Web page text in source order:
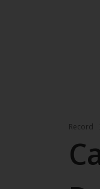
Record